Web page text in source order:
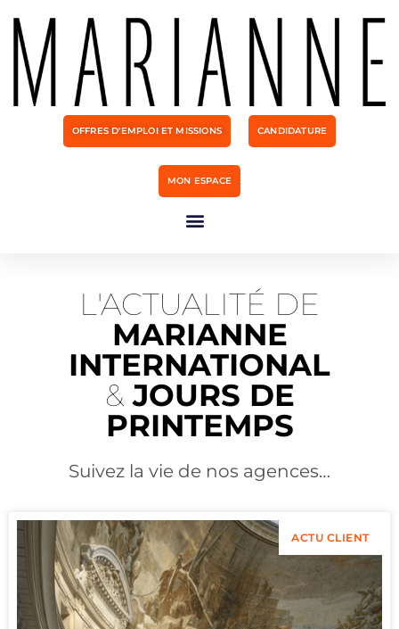
OFFRES D'EMPLOI ET MISSIONS CANDIDATURE
MON ESPACE
L'ACTUALITÉ DE
MARIANNE
INTERNATIONAL
&JOURS DE
PRINTEMPS
Suivez la vie de nos agences…
ACTU CLIENT